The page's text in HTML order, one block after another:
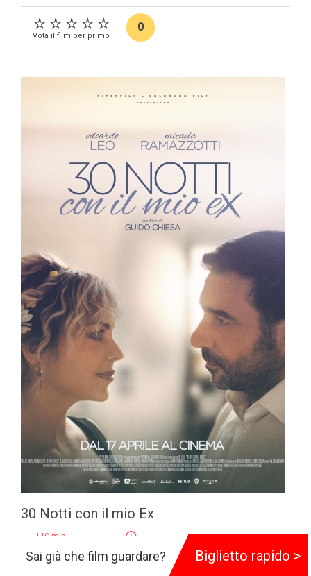
Vota il film per primo
0
30 Notti con il mio Ex
110 min
Genere:Commedia
Sai già che film guardare? Biglietto rapido >